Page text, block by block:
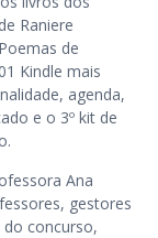
Raniere
de
Kindle mais
agenda,
e o 3º kit de
Ana
gestores
concurso,